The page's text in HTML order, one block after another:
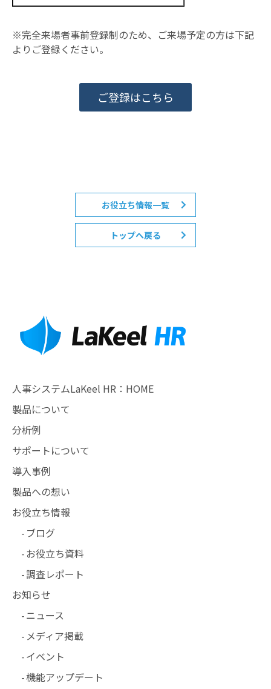
※完全来場者事前登録制のため、ご来場予定の方は下記
よりご登録ください。
ご登録はこちら
お役立ち情報一覧
トップへ戻る
人事システムLaKeel HR：HOME
製品について
分析例
サポートについて
導入事例
製品への想い
お役立ち情報
ブログ
お役立ち資料
調査レポート
お知らせ
ニュース
メディア掲載
イベント
機能アップデート